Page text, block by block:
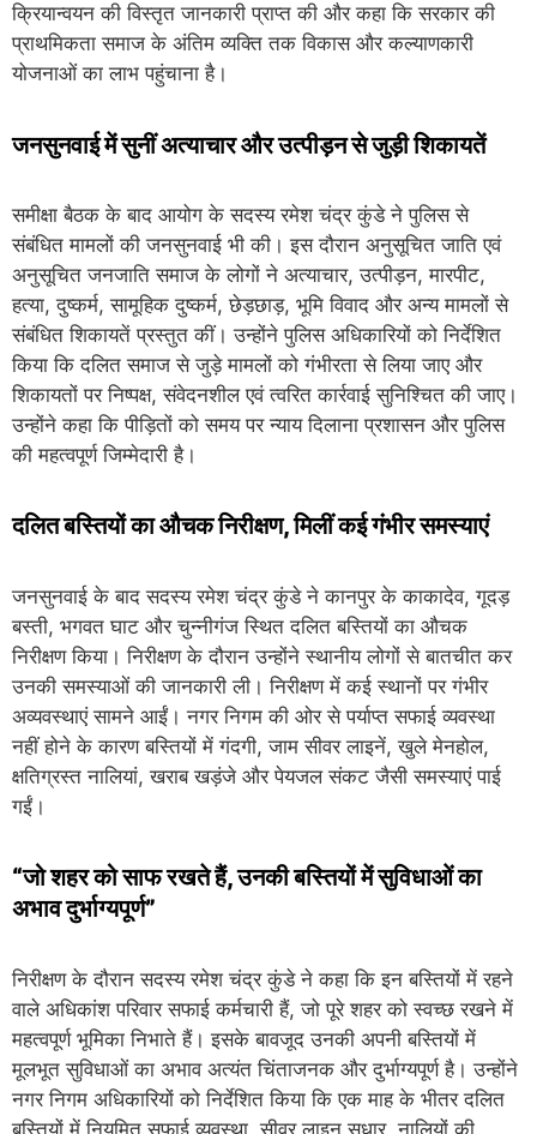
क्रियान्वयन की विस्तृत जानकारी प्राप्त की और कहा कि सरकार की
प्राथमिकता समाज के अंतिम व्यक्ति तक विकास और कल्याणकारी
योजनाओं का लाभ पहुंचाना है।
जनसुनवाई में सुनीं अत्याचार और उत्पीड़न से जुड़ी शिकायतें
समीक्षा बैठक के बाद आयोग के सदस्य रमेश चंद्र कुंडे ने पुलिस से
संबंधित मामलों की जनसुनवाई भी की। इस दौरान अनुसूचित जाति एवं
अनुसूचित जनजाति समाज के लोगों ने अत्याचार, उत्पीड़न, मारपीट,
हत्या, दुष्कर्म, सामूहिक दुष्कर्म, छेड़छाड़, भूमि विवाद और अन्य मामलों से
संबंधित शिकायतें प्रस्तुत कीं। उन्होंने पुलिस अधिकारियों को निर्देशित
किया कि दलित समाज से जुड़े मामलों को गंभीरता से लिया जाए और
शिकायतों पर निष्पक्ष, संवेदनशील एवं त्वरित कार्रवाई सुनिश्चित की जाए।
उन्होंने कहा कि पीड़ितों को समय पर न्याय दिलाना प्रशासन और पुलिस
की महत्वपूर्ण जिम्मेदारी है।
दलित बस्तियों का औचक निरीक्षण, मिलीं कई गंभीर समस्याएं
जनसुनवाई के बाद सदस्य रमेश चंद्र कुंडे ने कानपुर के काकादेव, गूदड़
बस्ती, भगवत घाट और चुन्नीगंज स्थित दलित बस्तियों का औचक
निरीक्षण किया। निरीक्षण के दौरान उन्होंने स्थानीय लोगों से बातचीत कर
उनकी समस्याओं की जानकारी ली। निरीक्षण में कई स्थानों पर गंभीर
अव्यवस्थाएं सामने आईं। नगर निगम की ओर से पर्याप्त सफाई व्यवस्था
नहीं होने के कारण बस्तियों में गंदगी, जाम सीवर लाइनें, खुले मेनहोल,
क्षतिग्रस्त नालियां, खराब खड़ंजे और पेयजल संकट जैसी समस्याएं पाई
गईं।
“जो शहर को साफ रखते हैं, उनकी बस्तियों में सुविधाओं का
अभाव दुर्भाग्यपूर्ण”
निरीक्षण के दौरान सदस्य रमेश चंद्र कुंडे ने कहा कि इन बस्तियों में रहने
वाले अधिकांश परिवार सफाई कर्मचारी हैं, जो पूरे शहर को स्वच्छ रखने में
महत्वपूर्ण भूमिका निभाते हैं। इसके बावजूद उनकी अपनी बस्तियों में
मूलभूत सुविधाओं का अभाव अत्यंत चिंताजनक और दुर्भाग्यपूर्ण है। उन्होंने
नगर निगम अधिकारियों को निर्देशित किया कि एक माह के भीतर दलित
बस्तियों में नियमित सफाई व्यवस्था, सीवर लाइन सुधार, नालियों की